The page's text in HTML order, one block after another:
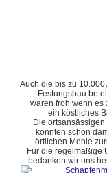
Auch die bis zu 10.000
Festungsbau
waren froh wenn es
ein köstliches
Die
konnten schon
örtlichen Mehle
Für die regelmäßige
bedanken wir uns